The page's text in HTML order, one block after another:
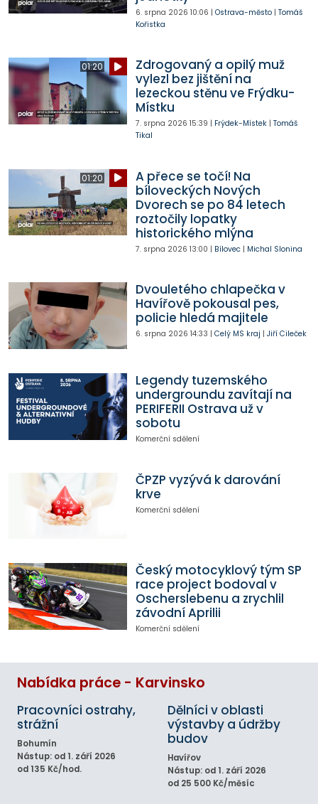
6. srpna 2026 10:06 | Ostrava-město| Tomáš
Kořistka
01:20
Zdrogovaný a opilý muž
vylezl bez jištění na
lezeckou stěnu ve Frýdku-
Místku
7. srpna 2026 15:39 | Frýdek-Místek| Tomáš
Tikal
01:20
A přece se točí! Na
bíloveckých Nových
Dvorech se po 84 letech
roztočily lopatky
historického mlýna
7. srpna 2026 13:00 | Bílovec| Michal Slonina
Dvouletého chlapečka v
Havířově pokousal pes,
policie hledá majitele
6. srpna 2026 14:33 | Celý MS kraj | Jiří Cileček
Legendy tuzemského
undergroundu zavítají na
PERIFERII Ostrava už v
sobotu
Komerční sdělení
ČPZP vyzývá k darování
krve
Komerční sdělení
Český motocyklový tým SP
race project bodoval v
Oscherslebenu a zrychlil
závodní Aprilii
Komerční sdělení
Nabídka práce - Karvinsko
Pracovníci ostrahy,
strážní
Bohumín
Nástup: od 1. září 2026
od 135 Kč/hod.
Dělníci v oblasti
výstavby a údržby
budov
Havířov
Nástup: od 1. září 2026
od 25 500 Kč/měsíc